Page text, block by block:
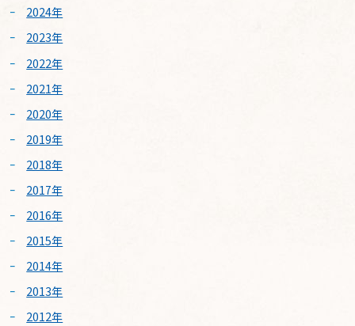
2024年
2023年
2022年
2021年
2020年
2019年
2018年
2017年
2016年
2015年
2014年
2013年
2012年